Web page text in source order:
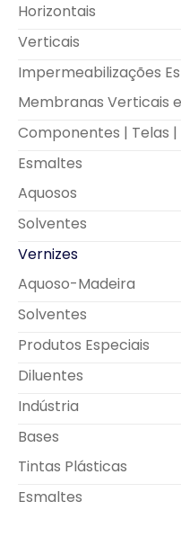
Horizontais
Verticais
Impermeabilizações
Membranas Verticais
Componentes | Telas
Esmaltes
Aquosos
Solventes
Vernizes
Aquoso-Madeira
Solventes
Produtos Especiais
Diluentes
Indústria
Bases
Tintas Plásticas
Esmaltes